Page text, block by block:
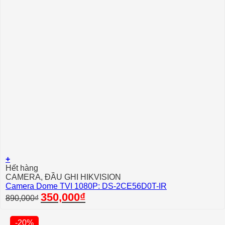
+
Hết hàng
CAMERA, ĐẦU GHI HIKVISION
Camera Dome TVI 1080P: DS-2CE56D0T-IR
890,000₫ Giá
gốc
350,000₫Giá
hiện
-20%